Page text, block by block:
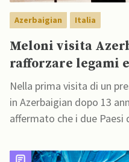
Azerbaigian Italia
Meloni visita
rafforzare legami
Nella prima visita di un
in Azerbaigian dopo 13
affermato che i due Paesi